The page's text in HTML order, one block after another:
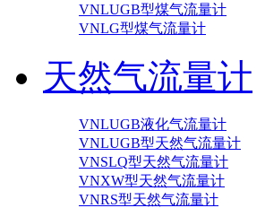
VNLUGB型煤气流量计
VNLG型煤气流量计
天然气流量计
VNLUGB液化气流量计
VNLUGB型天然气流量计
VNSLQ型天然气流量计
VNXW型天然气流量计
VNRS型天然气流量计